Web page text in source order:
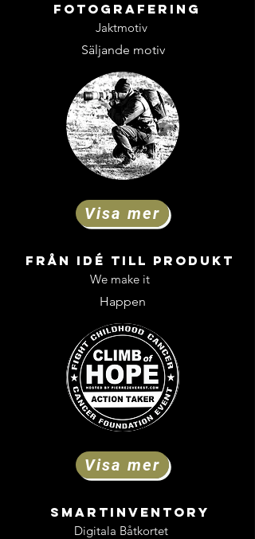
Fotografering
Jaktmotiv
Säljande motiv
Visa mer
FRÅN IDÉ TILL Produkt
We make it
Happen
Visa mer
SMARTINVENTORY
Digitala Båtkortet